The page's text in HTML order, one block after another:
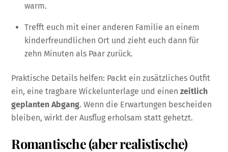
warm.
Trefft euch mit einer anderen Familie an einem
kinderfreundlichen Ort und zieht euch dann für
zehn Minuten als Paar zurück.
Praktische Details helfen: Packt ein zusätzliches Outfit
ein, eine tragbare Wickelunterlage und einenzeitlich
geplanten Abgang. Wenn die Erwartungen bescheiden
bleiben, wirkt der Ausflug erholsam statt gehetzt.
Romantische (aber realistische)